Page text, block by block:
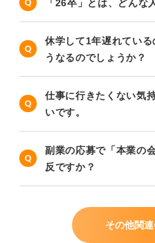
「26卒」とは、どんな
休学して1年遅れてい
うなるのでしょうか？
仕事に行きたくない気
いです。
副業の応募で「本業の
反ですか？
その他関